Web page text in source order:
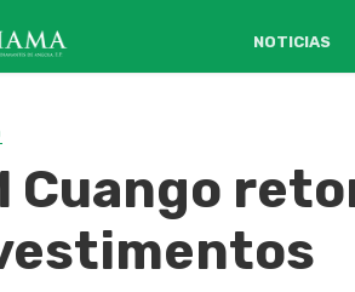
NOTICIAS
Cuango